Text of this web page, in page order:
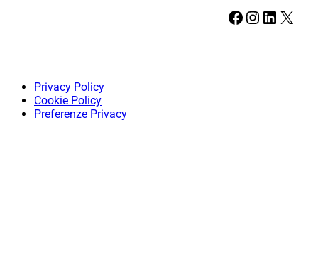
Facebook Instagram LinkedIn X
Privacy Policy
Cookie Policy
Preferenze Privacy